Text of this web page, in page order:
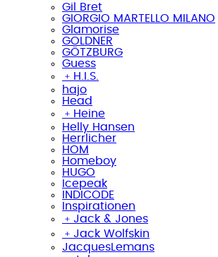
Gil Bret
GIORGIO MARTELLO MILANO
Glamorise
GOLDNER
GÖTZBURG
Guess
﹢ H.I.S.
hajo
Head
﹢ Heine
Helly Hansen
Herrlicher
HOM
Homeboy
HUGO
Icepeak
INDICODE
Inspirationen
﹢ Jack & Jones
﹢ Jack Wolfskin
JacquesLemans